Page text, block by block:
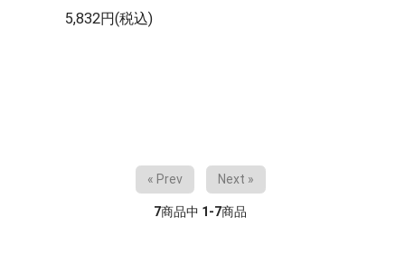
5,832円(税込)
« Prev Next »
7商品中 1-7商品